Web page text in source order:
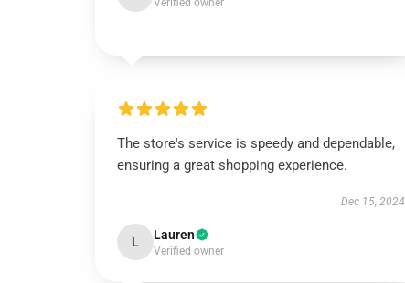
Verified owner
The store's service is speedy and dependable,
ensuring a great shopping experience.
Dec 15, 2024
L Lauren
Verified owner